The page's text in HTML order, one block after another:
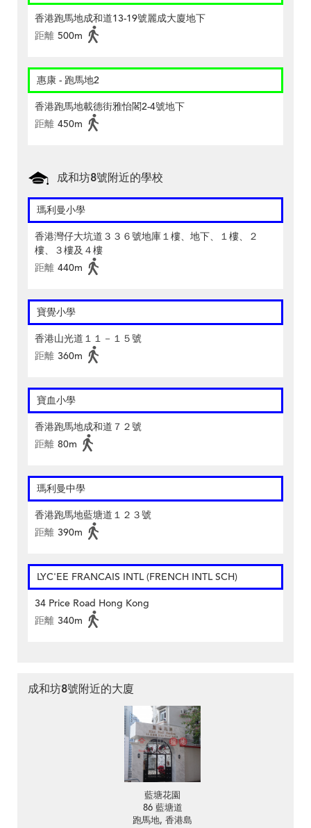
香港跑馬地成和道13-19號麗成大廈地下
距離 500m
惠康 - 跑馬地2
香港跑馬地載德街雅怡閣2-4號地下
距離 450m
成和坊8號附近的學校
瑪利曼小學
香港灣仔大坑道３３６號地庫１樓、地下、１樓、２
樓、３樓及４樓
距離 440m
寶覺小學
香港山光道１１－１５號
距離 360m
寶血小學
香港跑馬地成和道７２號
距離 80m
瑪利曼中學
香港跑馬地藍塘道１２３號
距離 390m
LYC'EE FRANCAIS INTL (FRENCH INTL SCH)
34 Price Road Hong Kong
距離 340m
成和坊8號附近的大廈
藍塘花園
86 藍塘道
跑馬地, 香港島